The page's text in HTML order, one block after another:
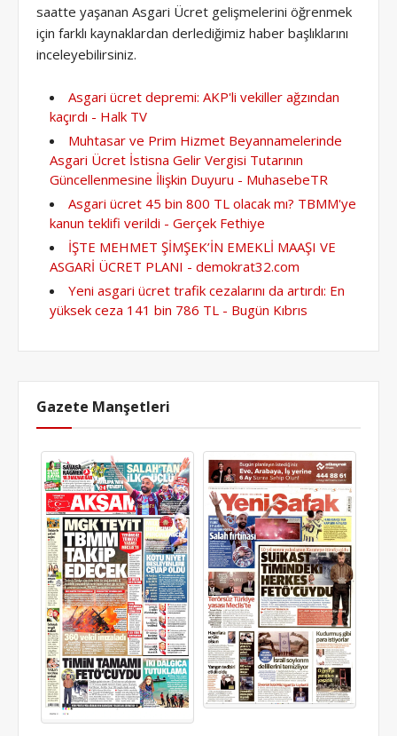
saatte yaşanan Asgari Ücret gelişmelerini öğrenmek
için farklı kaynaklardan derlediğimiz haber başlıklarını
inceleyebilirsiniz.
Asgari ücret depremi: AKP'li vekiller ağzından
kaçırdı - Halk TV
Muhtasar ve Prim Hizmet Beyannamelerinde
Asgari Ücret İstisna Gelir Vergisi Tutarının
Güncellenmesine İlişkin Duyuru - MuhasebeTR
Asgari ücret 45 bin 800 TL olacak mı? TBMM'ye
kanun teklifi verildi - Gerçek Fethiye
İŞTE MEHMET ŞİMŞEK’İN EMEKLİ MAAŞI VE
ASGARİ ÜCRET PLANI - demokrat32.com
Yeni asgari ücret trafik cezalarını da artırdı: En
yüksek ceza 141 bin 786 TL - Bugün Kıbrıs
Gazete Manşetleri